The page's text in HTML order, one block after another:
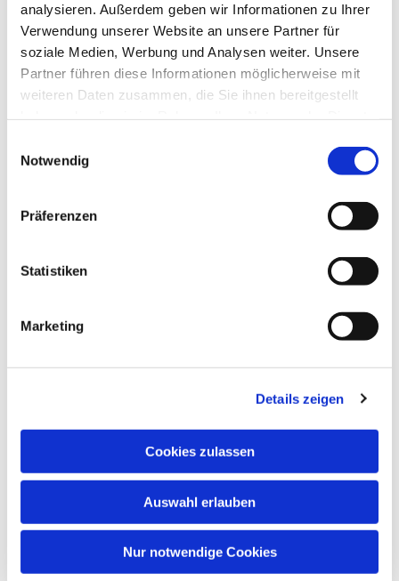
analysieren. Außerdem geben wir Informationen zu Ihrer
Verwendung unserer Website an unsere Partner für
soziale Medien, Werbung und Analysen weiter. Unsere
Partner führen diese Informationen möglicherweise mit
weiteren Daten zusammen, die Sie ihnen bereitgestellt
Notwendig
Präferenzen
Statistiken
Marketing
Details zeigen
Cookies zulassen
Auswahl erlauben
Nur notwendige Cookies
Dies könnte Sie auch